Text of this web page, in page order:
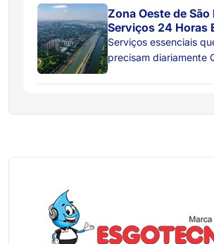
voltar pelo ralo. […]
na tecnologia não
resolvemos o problema
internamente,
pisos, paredes e a
Zona Oeste de São
Serviços 24 Horas
Serviços essenciais
precisam diariamente